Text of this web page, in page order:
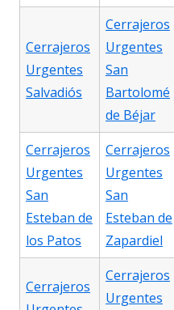
Cerrajeros
Urgentes
Salvadiós
Cerrajeros
Urgentes
San
Bartolomé
de Béjar
Cerrajeros
Urgentes
San
Esteban de
los Patos
Cerrajeros
Urgentes
San
Esteban de
Zapardiel
Cerrajeros
Cerrajeros
Urgentes